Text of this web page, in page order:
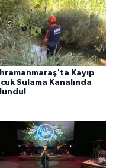
Kayıp
Sulama Kanalında